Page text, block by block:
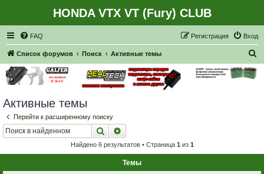
HONDA VTX VT (Fury) CLUB
FAQ Вход
Регистрация
Список форумов Поиск Активные темы
Активные темы
Перейти к расширенному поиску
Поиск
Найдено 6 результатов • Страница 1 из 1
Темы